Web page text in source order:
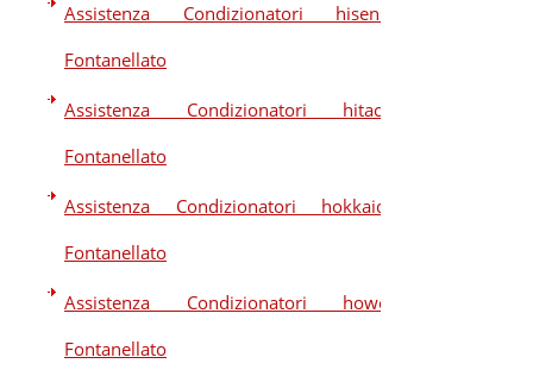
Assistenza Condizionatori hisense
Fontanellato
Assistenza Condizionatori hitachi
Fontanellato
Assistenza Condizionatori hokkaido
Fontanellato
Assistenza Condizionatori howell
Fontanellato